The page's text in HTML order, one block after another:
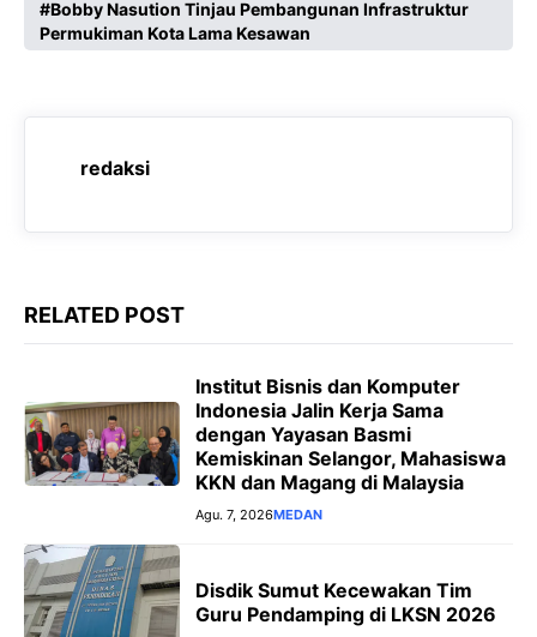
c
e
o
a
t
A
p
l
e
r
a
s
s
n
r
Bobby Nasution Tinjau Pembangunan Infrastruktur
Permukiman Kota Lama Kesawan
redaksi
RELATED POST
Institut Bisnis dan Komputer
Indonesia Jalin Kerja Sama
dengan Yayasan Basmi
Kemiskinan Selangor, Mahasiswa
KKN dan Magang di Malaysia
Agu. 7, 2026MEDAN
Disdik Sumut Kecewakan Tim
Guru Pendamping di LKSN 2026